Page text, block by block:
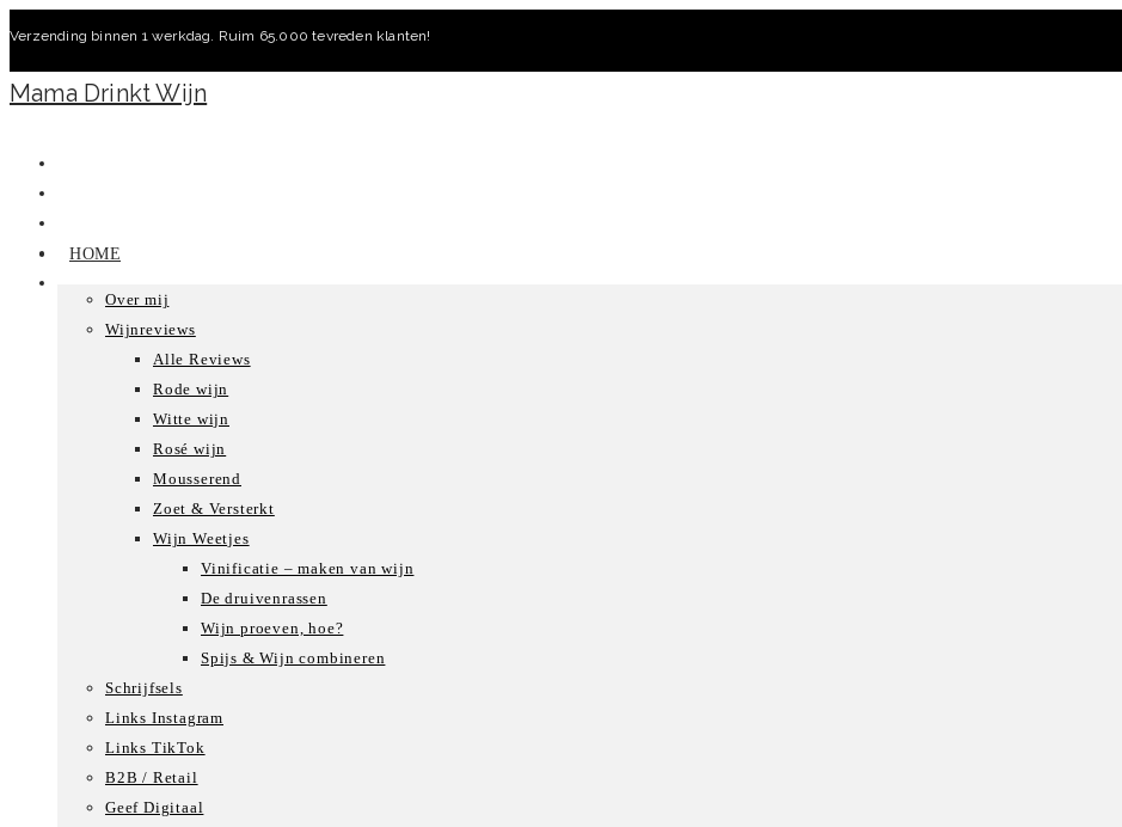
inhoud
Verzending binnen 1 werkdag. Ruim 65.000 tevreden klanten!
Mama Drinkt Wijn
HOME
Over mij
Wijnreviews
Alle Reviews
Rode wijn
Witte wijn
Rosé wijn
Mousserend
Zoet & Versterkt
Wijn Weetjes
Vinificatie – maken van wijn
De druivenrassen
Wijn proeven, hoe?
Spijs & Wijn combineren
Schrijfsels
Links Instagram
Links TikTok
B2B / Retail
Geef Digitaal